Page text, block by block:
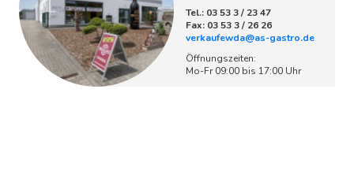
Tel.: 03 53 3 / 23 47
Fax: 03 53 3 / 26 26
verkaufewda@as-gastro.de
Öffnungszeiten:
Mo-Fr 09:00 bis 17:00 Uhr